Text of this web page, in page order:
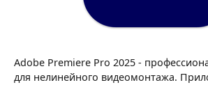
Adobe Premiere Pro 2025 -
для нелинейного видеомонтажа.